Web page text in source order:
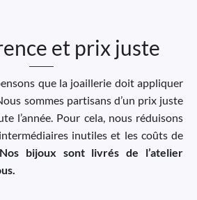
et prix juste
que la joaillerie doit appliquer
sommes partisans d’un prix juste
l’année. Pour cela, nous réduisons
inutiles et les coûts de
Nos bijoux sont livrés de l’atelier